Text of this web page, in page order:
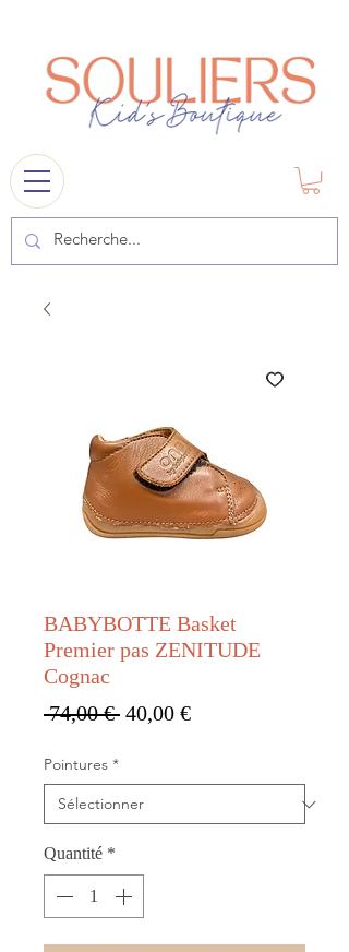
souliers 1841@gmail.com
BABYBOTTE Basket
Premier pas ZENITUDE
Cognac
74,00 € Prix original
40,00 €Prix promotionnel
Pointures *
Quantité *